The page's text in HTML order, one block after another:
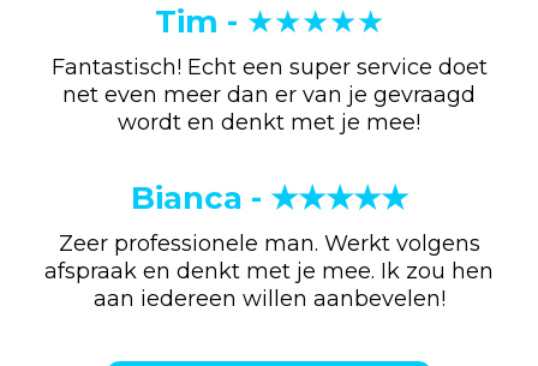
Tim - ★★★★★
Fantastisch! Echt een super service doet
net even meer dan er van je gevraagd
wordt en denkt met je mee!
Bianca - ★★★★★
Zeer professionele man. Werkt volgens
afspraak en denkt met je mee. Ik zou hen
aan iedereen willen aanbevelen!